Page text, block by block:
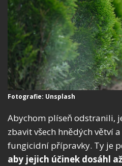
Fotografie: Unsplash
Abychom plíseň odstranili,
zbavit všech hnědých větví
fungicidní přípravky. Ty je
aby jejich účinek dosáhl